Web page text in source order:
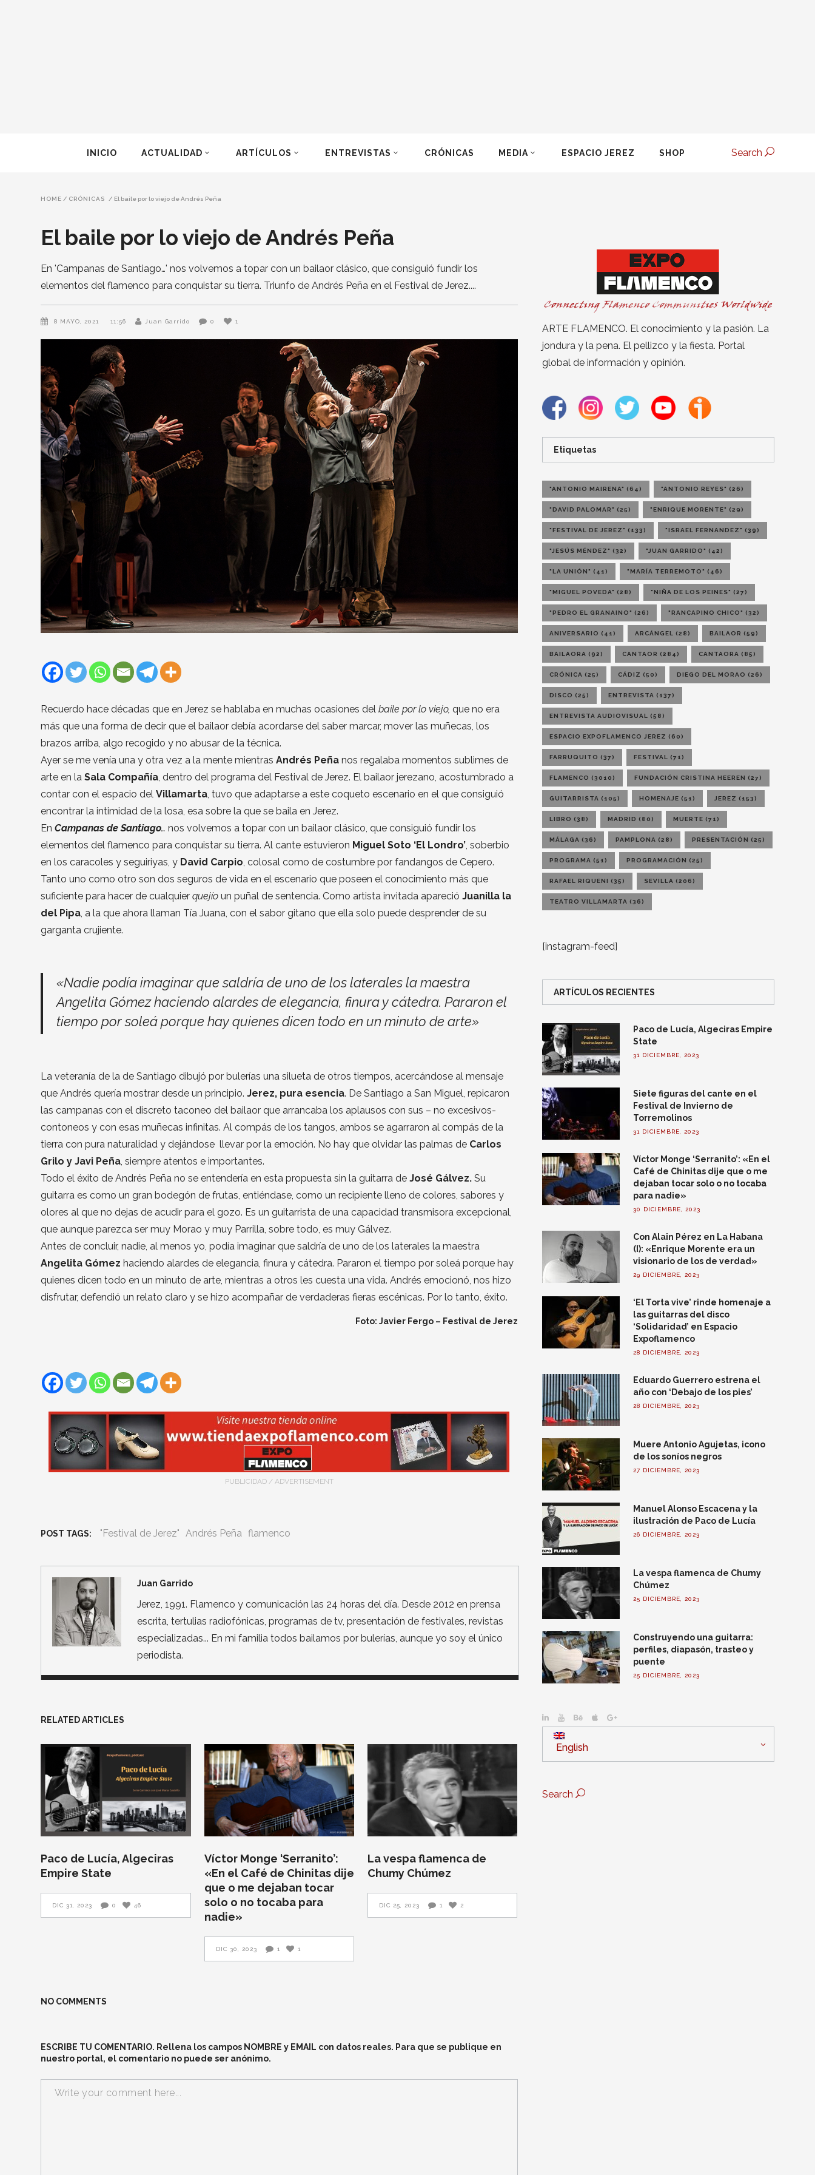
INICIO ACTUALIDAD ARTÍCULOS ENTREVISTAS CRÓNICAS MEDIA ESPACIO JEREZ SHOP Search
HOME / CRÓNICAS / El baile por lo viejo de Andrés Peña
El baile por lo viejo de Andrés Peña
En 'Campanas de Santiago…' nos volvemos a topar con un bailaor clásico, que consiguió fundir los
elementos del flamenco para conquistar su tierra. Triunfo de Andrés Peña en el Festival de Jerez.
8 MAYO, 2021 11:56 Juan Garrido 0 1
Recuerdo hace décadas que en Jerez se hablaba en muchas ocasiones delbaile por lo viejo, que no era
más que una forma de decir que el bailaor debía acordarse del saber marcar, mover las muñecas, los
brazos arriba, algo recogido y no abusar de la técnica.
Ayer se me venía una y otra vez a la mente mientrasAndrés Peña nos regalaba momentos sublimes de
arte en laSala Compañía, dentro del programa del Festival de Jerez. El bailaor jerezano, acostumbrado a
contar con el espacio delVillamarta, tuvo que adaptarse a este coqueto escenario en el que consiguió
encontrar la intimidad de la losa, esa sobre la que se baila en Jerez.
EnCampanas de Santiago…nos volvemos a topar con un bailaor clásico, que consiguió fundir los
elementos del flamenco para conquistar su tierra. Al cante estuvieron Miguel Soto ‘El Londro’, soberbio
en los caracoles y seguiriyas, y David Carpio, colosal como de costumbre por fandangos de Cepero.
Tanto uno como otro son dos seguros de vida en el escenario que poseen el conocimiento más que
suficiente para hacer de cualquierquejío un puñal de sentencia. Como artista invitada aparecióJuanilla la
del Pipa, a la que ahora llaman Tía Juana, con el sabor gitano que ella solo puede desprender de su
garganta crujiente.
«Nadie podía imaginar que saldría de uno de los laterales la maestra
Angelita Gómez haciendo alardes de elegancia, finura y cátedra. Pararon el
tiempo por soleá porque hay quienes dicen todo en un minuto de arte»
La veteranía de la de Santiago dibujó por bulerías una silueta de otros tiempos, acercándose al mensaje
que Andrés quería mostrar desde un principio.Jerez, pura esencia. De Santiago a San Miguel, repicaron
las campanas con el discreto taconeo del bailaor que arrancaba los aplausos con sus – no excesivos-
contoneos y con esas muñecas infinitas. Al compás de los tangos, ambos se agarraron al compás de la
tierra con pura naturalidad y dejándose llevar por la emoción. No hay que olvidar las palmas de Carlos
Grilo y Javi Peña, siempre atentos e importantes.
Todo el éxito de Andrés Peña no se entendería en esta propuesta sin la guitarra de José Gálvez. Su
guitarra es como un gran bodegón de frutas, entiéndase, como un recipiente lleno de colores, sabores y
olores al que no dejas de acudir para el gozo. Es un guitarrista de una capacidad transmisora excepcional,
que aunque parezca ser muy Morao y muy Parrilla, sobre todo, es muy Gálvez.
Antes de concluir, nadie, al menos yo, podía imaginar que saldría de uno de los laterales la maestra
Angelita Gómez haciendo alardes de elegancia, finura y cátedra. Pararon el tiempo por soleá porque hay
quienes dicen todo en un minuto de arte, mientras a otros les cuesta una vida. Andrés emocionó, nos hizo
disfrutar, defendió un relato claro y se hizo acompañar de verdaderas fieras escénicas. Por lo tanto, éxito.
Foto: Javier Fergo – Festival de Jerez
PUBLICIDAD / ADVERTISEMENT
POST TAGS: "Festival de Jerez" Andrés Peña flamenco
Juan Garrido
Jerez, 1991. Flamenco y comunicación las 24 horas del día. Desde 2012 en prensa
escrita, tertulias radiofónicas, programas de tv, presentación de festivales, revistas
especializadas... En mi familia todos bailamos por bulerías, aunque yo soy el único
periodista.
RELATED ARTICLES
Paco de Lucía, Algeciras
Empire State
DIC 31, 2023 0 46
Víctor Monge ‘Serranito’:
«En el Café de Chinitas dije
que o me dejaban tocar
solo o no tocaba para
nadie»
DIC 30, 2023 1 1
La vespa flamenca de
Chumy Chúmez
DIC 25, 2023 1 2
NO COMMENTS
ESCRIBE TU COMENTARIO. Rellena los campos NOMBRE y EMAIL con datos reales. Para que se publique en
nuestro portal, el comentario no puede ser anónimo.
ARTE FLAMENCO. El conocimiento y la pasión. La
jondura y la pena. El pellizco y la fiesta. Portal
global de información y opinión.
Etiquetas
"ANTONIO MAIRENA" (64) "ANTONIO REYES" (26)
"DAVID PALOMAR" (25) "ENRIQUE MORENTE" (29)
"FESTIVAL DE JEREZ" (133) "ISRAEL FERNANDEZ" (39)
"JESÚS MÉNDEZ" (32) "JUAN GARRIDO" (42)
"LA UNIÓN" (41) "MARÍA TERREMOTO" (46)
"MIGUEL POVEDA" (28) "NIÑA DE LOS PEINES" (27)
"PEDRO EL GRANAINO" (26) "RANCAPINO CHICO" (32)
ANIVERSARIO (41) ARCÁNGEL (28) BAILAOR (59)
BAILAORA (92) CANTAOR (284) CANTAORA (85)
CRÓNICA (25) CÁDIZ (50) DIEGO DEL MORAO (26)
DISCO (25) ENTREVISTA (137)
ENTREVISTA AUDIOVISUAL (58)
ESPACIO EXPOFLAMENCO JEREZ (60)
FARRUQUITO (37) FESTIVAL (71)
FLAMENCO (3010) FUNDACIÓN CRISTINA HEEREN (27)
GUITARRISTA (105) HOMENAJE (51) JEREZ (153)
LIBRO (38) MADRID (80) MUERTE (71)
MÁLAGA (36) PAMPLONA (28) PRESENTACIÓN (25)
PROGRAMA (51) PROGRAMACIÓN (25)
RAFAEL RIQUENI (35) SEVILLA (206)
TEATRO VILLAMARTA (36)
[instagram-feed]
ARTÍCULOS RECIENTES
Paco de Lucía, Algeciras Empire
State
31 DICIEMBRE, 2023
Siete figuras del cante en el
Festival de Invierno de
Torremolinos
31 DICIEMBRE, 2023
Víctor Monge ‘Serranito’: «En el
Café de Chinitas dije que o me
dejaban tocar solo o no tocaba
para nadie»
30 DICIEMBRE, 2023
Con Alain Pérez en La Habana
(I): «Enrique Morente era un
visionario de los de verdad»
29 DICIEMBRE, 2023
‘El Torta vive’ rinde homenaje a
las guitarras del disco
‘Solidaridad’ en Espacio
Expoflamenco
28 DICIEMBRE, 2023
Eduardo Guerrero estrena el
año con ‘Debajo de los pies’
28 DICIEMBRE, 2023
Muere Antonio Agujetas, icono
de los soníos negros
27 DICIEMBRE, 2023
Manuel Alonso Escacena y la
ilustración de Paco de Lucía
26 DICIEMBRE, 2023
La vespa flamenca de Chumy
Chúmez
25 DICIEMBRE, 2023
Construyendo una guitarra:
perfiles, diapasón, trasteo y
puente
25 DICIEMBRE, 2023
English
Search